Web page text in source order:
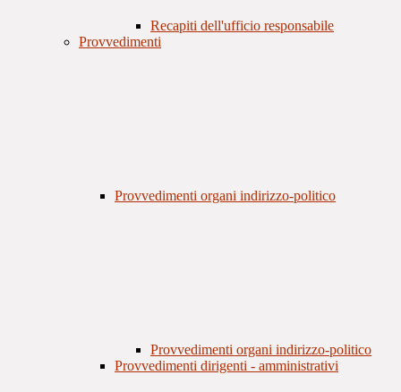
Recapiti dell'ufficio responsabile
Provvedimenti
Provvedimenti organi indirizzo-politico
Provvedimenti organi indirizzo-politico
Provvedimenti dirigenti - amministrativi